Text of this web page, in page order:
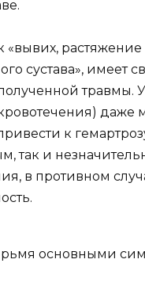
«вывих,
сустава», имеет
полученной
даже
к
так и
в противном
основными